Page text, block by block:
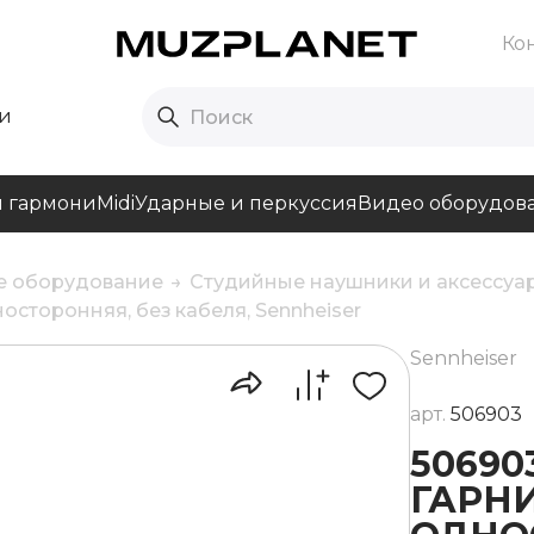
гармониMidiУдарные и перкуссияВидео
оборудование Студийные наушники и
без кабеля, Sennheiser
Sennheiser
арт. 506903